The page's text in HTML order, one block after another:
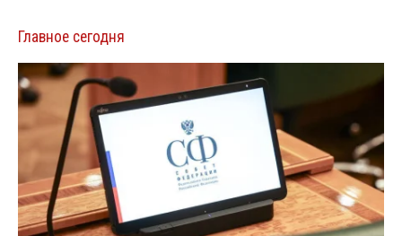
Главное сегодня